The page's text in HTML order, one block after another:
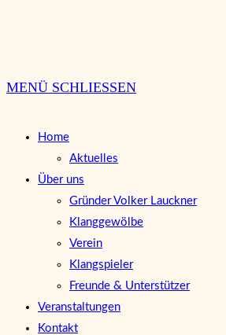
MENÜ SCHLIESSEN
Home
Aktuelles
Über uns
Gründer Volker Lauckner
Klanggewölbe
Verein
Klangspieler
Freunde & Unterstützer
Veranstaltungen
Kontakt